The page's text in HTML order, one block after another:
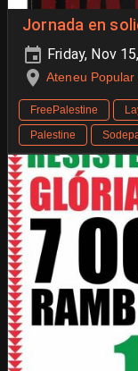
Jornada en
Friday, Nov
Ateneu
FreePalestine
Palestine